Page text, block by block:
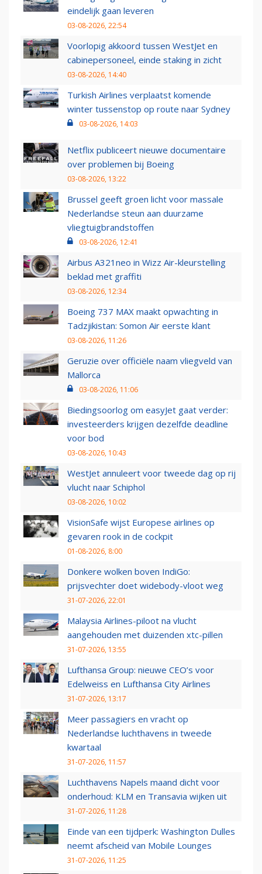
eindelijk gaan leveren
03-08-2026, 22:54
Voorlopig akkoord tussen WestJet en
cabinepersoneel, einde staking in zicht
03-08-2026, 14:40
Turkish Airlines verplaatst komende
winter tussenstop op route naar Sydney
03-08-2026, 14:03
Netflix publiceert nieuwe documentaire
over problemen bij Boeing
03-08-2026, 13:22
Brussel geeft groen licht voor massale
Nederlandse steun aan duurzame
vliegtuigbrandstoffen
03-08-2026, 12:41
Airbus A321neo in Wizz Air-kleurstelling
beklad met graffiti
03-08-2026, 12:34
Boeing 737 MAX maakt opwachting in
Tadzjikistan: Somon Air eerste klant
03-08-2026, 11:26
Geruzie over officiële naam vliegveld van
Mallorca
03-08-2026, 11:06
Biedingsoorlog om easyJet gaat verder:
investeerders krijgen dezelfde deadline
voor bod
03-08-2026, 10:43
WestJet annuleert voor tweede dag op rij
vlucht naar Schiphol
03-08-2026, 10:02
VisionSafe wijst Europese airlines op
gevaren rook in de cockpit
01-08-2026, 8:00
Donkere wolken boven IndiGo:
prijsvechter doet widebody-vloot weg
31-07-2026, 22:01
Malaysia Airlines-piloot na vlucht
aangehouden met duizenden xtc-pillen
31-07-2026, 13:55
Lufthansa Group: nieuwe CEO’s voor
Edelweiss en Lufthansa City Airlines
31-07-2026, 13:17
Meer passagiers en vracht op
Nederlandse luchthavens in tweede
kwartaal
31-07-2026, 11:57
Luchthavens Napels maand dicht voor
onderhoud: KLM en Transavia wijken uit
31-07-2026, 11:28
Einde van een tijdperk: Washington Dulles
neemt afscheid van Mobile Lounges
31-07-2026, 11:25